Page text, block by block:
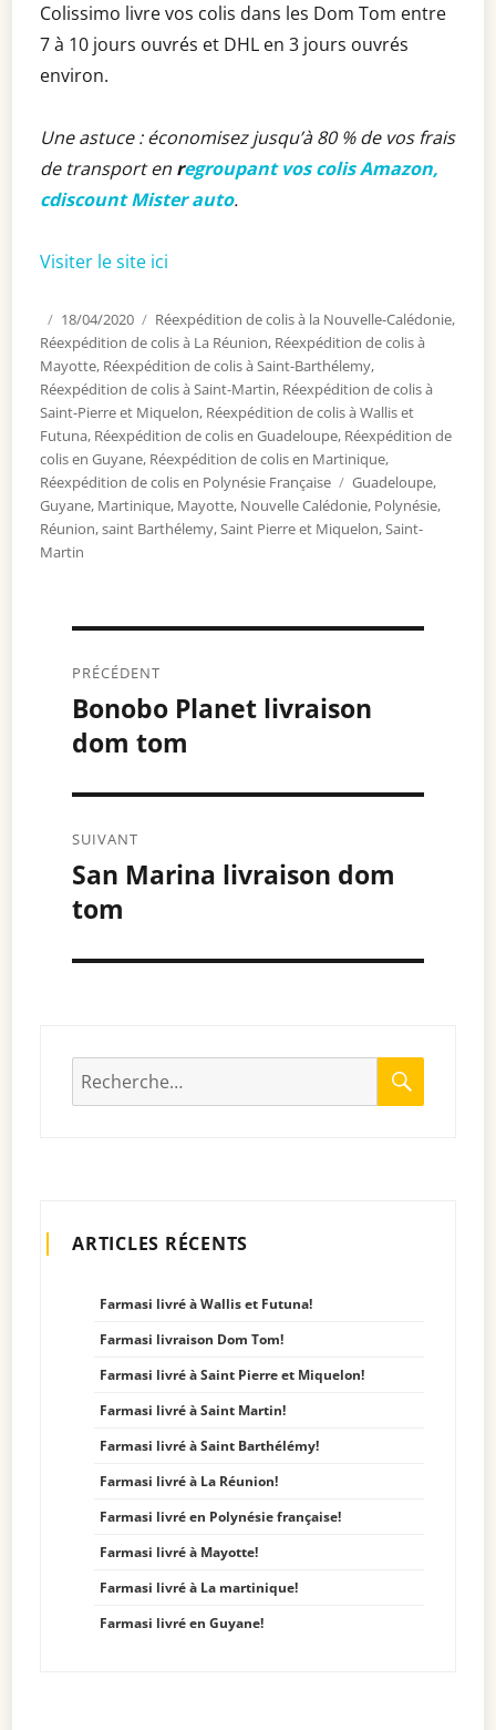
Colissimo livre vos colis dans les Dom Tom entre
7 à 10 jours ouvrés et DHL en 3 jours ouvrés
environ.
Une astuce : économisez jusqu’à 80 % de vos frais
de transport en regroupant vos colis Amazon,
cdiscount Mister auto.
Visiter le site ici
Publié
le
18/04/2020 Catégories
Réexpédition de colis à la Nouvelle-Calédonie,
Réexpédition de colis à La Réunion, Réexpédition de colis à
Mayotte, Réexpédition de colis à Saint-Barthélemy,
Réexpédition de colis à Saint-Martin, Réexpédition de colis à
Saint-Pierre et Miquelon, Réexpédition de colis à Wallis et
Futuna, Réexpédition de colis en Guadeloupe, Réexpédition de
colis en Guyane, Réexpédition de colis en Martinique,
Réexpédition de colis en Polynésie Française
Étiquettes
Guadeloupe,
Guyane, Martinique, Mayotte, Nouvelle Calédonie, Polynésie,
Réunion,saint Barthélemy,Saint Pierre et Miquelon,Saint-
Martin
de
l’article
PRÉCÉDENT
Article
précédent :
Bonobo Planet livraison
dom tom
SUIVANT
Article
suivant :
San Marina livraison dom
tom
Recherche
pour
ARTICLES RÉCENTS
Farmasi livré à Wallis et Futuna!
Farmasi livraison Dom Tom!
Farmasi livré à Saint Pierre et Miquelon!
Farmasi livré à Saint Martin!
Farmasi livré à Saint Barthélémy!
Farmasi livré à La Réunion!
Farmasi livré en Polynésie française!
Farmasi livré à Mayotte!
Farmasi livré à La martinique!
Farmasi livré en Guyane!